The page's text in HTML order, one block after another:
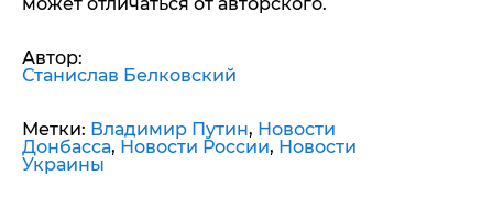
Автор:
Станислав Белковский
Метки: Владимир Путин, Новости
Донбасса, Новости России, Новости
Украины